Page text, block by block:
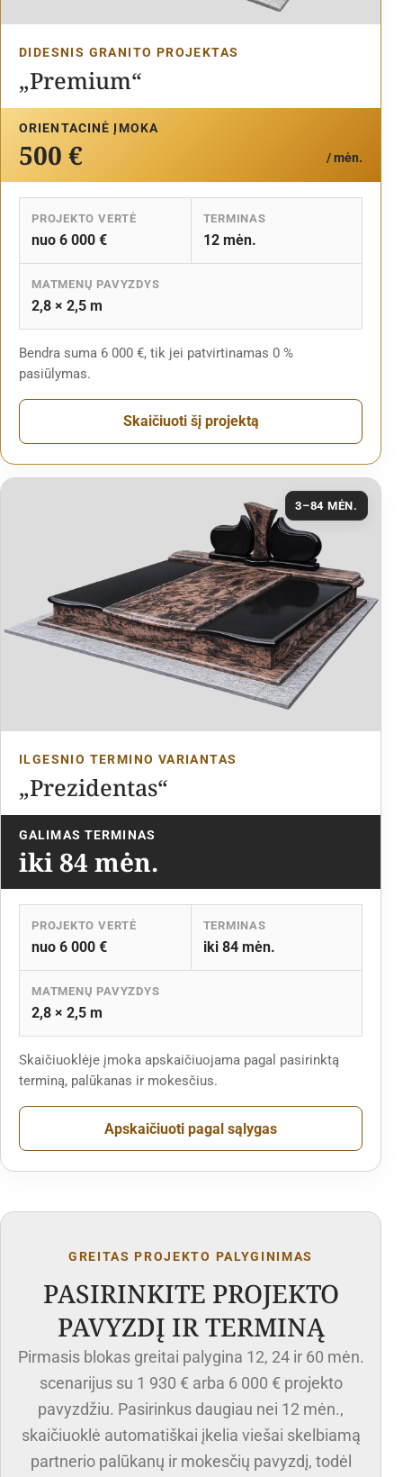
DIDESNIS GRANITO PROJEKTAS
„Premium“
ORIENTACINĖ ĮMOKA
500 € / mėn.
PROJEKTO VERTĖ
nuo 6 000 €
TERMINAS
12 mėn.
MATMENŲ PAVYZDYS
2,8 × 2,5 m
Bendra suma 6 000 €, tik jei patvirtinamas 0 %
pasiūlymas.
Skaičiuoti šį projektą
3–84 MĖN.
ILGESNIO TERMINO VARIANTAS
„Prezidentas“
GALIMAS TERMINAS
iki 84 mėn.
PROJEKTO VERTĖ
nuo 6 000 €
TERMINAS
iki 84 mėn.
MATMENŲ PAVYZDYS
2,8 × 2,5 m
Skaičiuoklėje įmoka apskaičiuojama pagal pasirinktą
terminą, palūkanas ir mokesčius.
Apskaičiuoti pagal sąlygas
GREITAS PROJEKTO PALYGINIMAS
PASIRINKITE PROJEKTO
PAVYZDĮ IR TERMINĄ
Pirmasis blokas greitai palygina 12, 24 ir 60 mėn.
scenarijus su 1 930 € arba 6 000 € projekto
pavyzdžiu. Pasirinkus daugiau nei 12 mėn.,
skaičiuoklė automatiškai įkelia viešai skelbiamą
partnerio palūkanų ir mokesčių pavyzdį, todėl